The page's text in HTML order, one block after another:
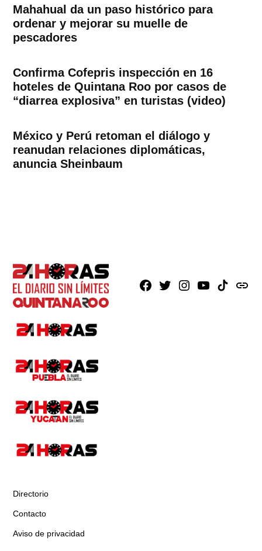
Mahahual da un paso histórico para
ordenar y mejorar su muelle de
pescadores
Confirma Cofepris inspección en 16
hoteles de Quintana Roo por casos de
“diarrea explosiva” en turistas (video)
México y Perú retoman el diálogo y
reanudan relaciones diplomáticas,
anuncia Sheinbaum
Facebook
X Instagram
YoutubeTikTokissuu
Directorio
Contacto
Aviso de privacidad